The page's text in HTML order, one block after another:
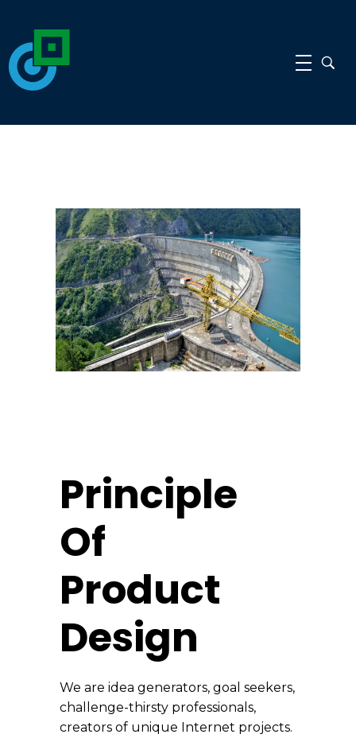
Principle
Of
Product
Design
We are idea generators, goal seekers,
challenge-thirsty professionals,
creators of unique Internet projects.